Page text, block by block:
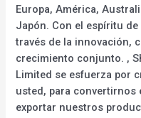
Europa, América,
Japón. Con el espíritu
través de la innovación,
crecimiento conjunto. ,
Limited se esfuerza por
usted, para convertirnos
exportar nuestros